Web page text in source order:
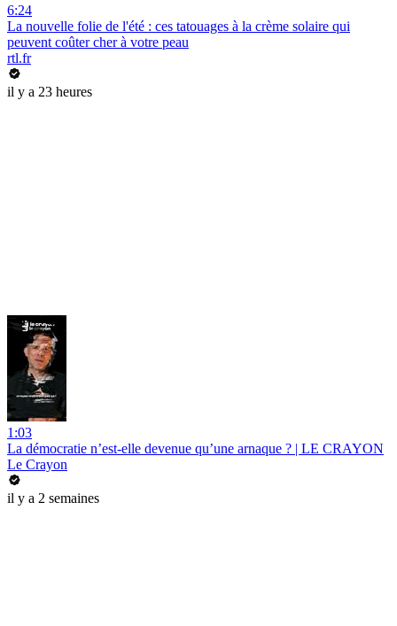
6:24
La nouvelle folie de l'été : ces tatouages à la crème solaire qui
peuvent coûter cher à votre peau
rtl.fr
il y a 23 heures
1:03
La démocratie n’est-elle devenue qu’une arnaque ? | LE CRAYON
Le Crayon
il y a 2 semaines